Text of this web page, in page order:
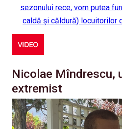
sezonului rece, vom putea
caldă și căldură) locuitorilor
VIDEO
Nicolae Mîndrescu,
extremist